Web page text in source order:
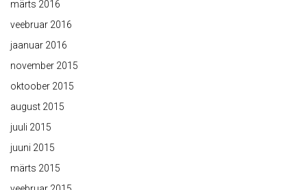
märts 2016
veebruar 2016
jaanuar 2016
november 2015
oktoober 2015
august 2015
juuli 2015
juuni 2015
märts 2015